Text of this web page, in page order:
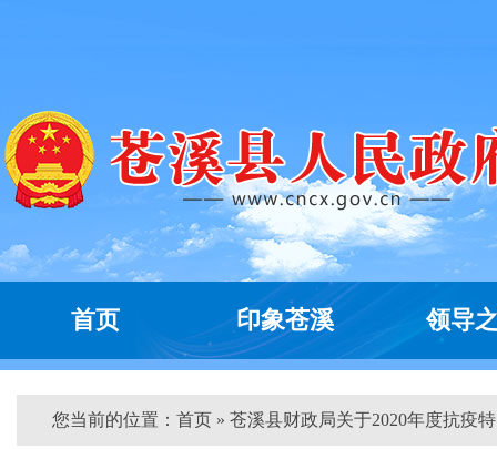
首页 印象苍溪 领导
您当前的位置： 首页 » 苍溪县财政局关于2020年度抗疫